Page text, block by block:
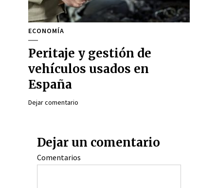
ECONOMÍA
Peritaje y gestión de
vehículos usados en
España
Dejar comentario
Dejar un comentario
Comentarios